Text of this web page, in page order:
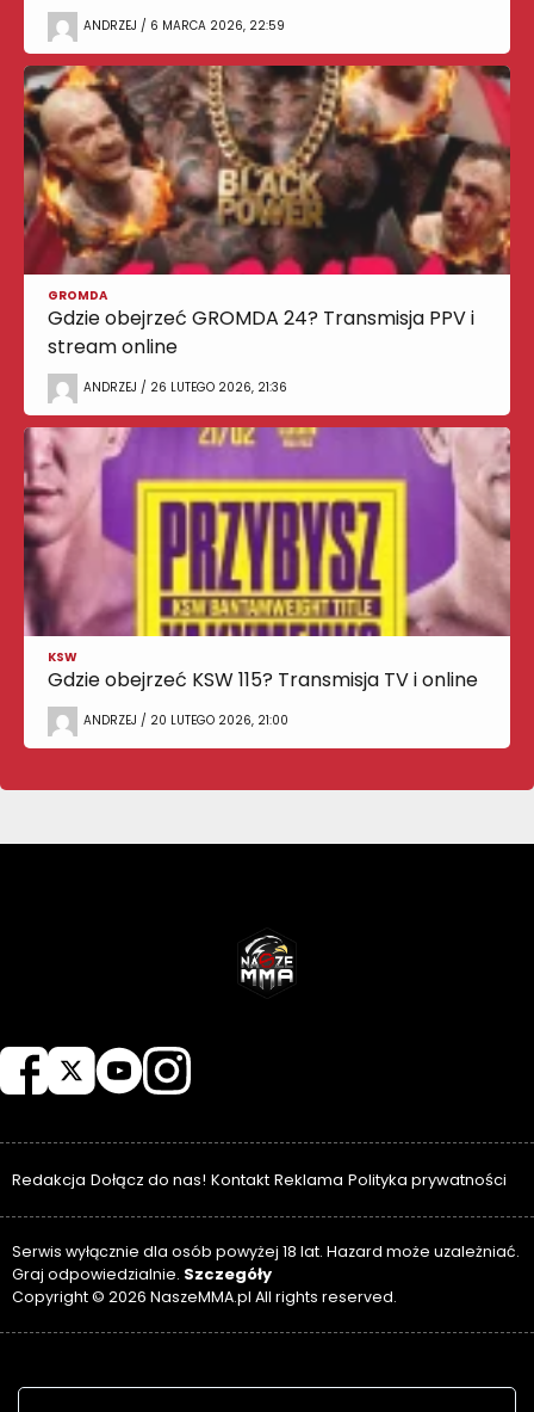
ANDRZEJ / 6 MARCA 2026, 22:59
GROMDA
Gdzie obejrzeć GROMDA 24? Transmisja PPV i
stream online
ANDRZEJ / 26 LUTEGO 2026, 21:36
KSW
Gdzie obejrzeć KSW 115? Transmisja TV i online
ANDRZEJ / 20 LUTEGO 2026, 21:00
Redakcja Dołącz do nas! Kontakt Reklama Polityka prywatności
Serwis wyłącznie dla osób powyżej 18 lat. Hazard może uzależniać.
Graj odpowiedzialnie. Szczegóły
Copyright © 2026 NaszeMMA.pl All rights reserved.